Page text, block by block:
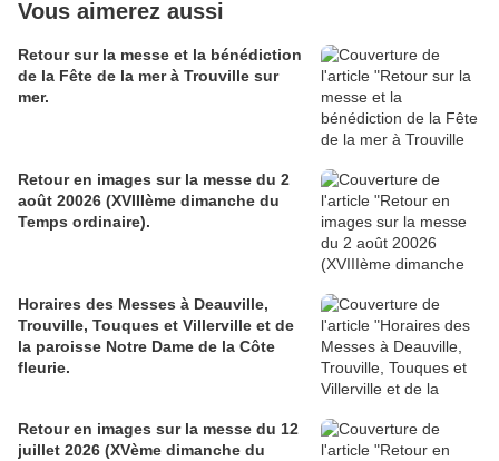
Vous aimerez aussi
Retour sur la messe et la bénédiction
de la Fête de la mer à Trouville sur
mer.
Retour en images sur la messe du 2
août 20026 (XVIIIème dimanche du
Temps ordinaire).
Horaires des Messes à Deauville,
Trouville, Touques et Villerville et de
la paroisse Notre Dame de la Côte
fleurie.
Retour en images sur la messe du 12
juillet 2026 (XVème dimanche du